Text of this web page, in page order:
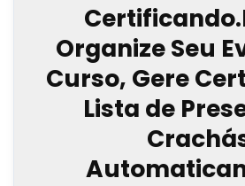
Organize Seu
Curso, Gere
Lista de